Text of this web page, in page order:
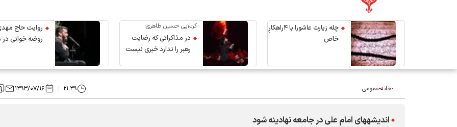
چله زیارت عاشورا با ۴راهکارِ
خاص
کربلایی حسین طاهری:
در مذاکراتی که رضایت
رهبر را ندارد خبری نیست
روایت حاج
روضه خوانی
خانهعمومی ۲۱:۳۹ ۱۳۹۳/۰۷/۱۶
اندیشه‎های امام علی در جامعه نهادینه شود